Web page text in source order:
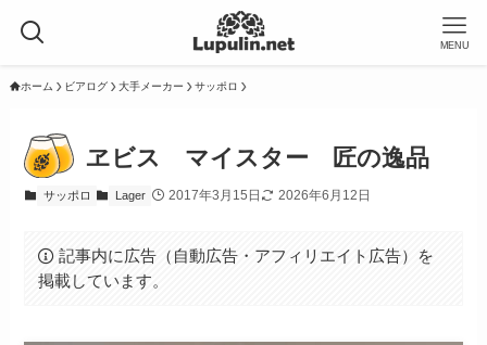
MENU
ホーム ビアログ 大手メーカー サッポロ
ヱビス マイスター 匠の逸品
サッポロ Lager 2017年3月15日 2026年6月12日
記事内に広告（自動広告・アフィリエイト広告）を
掲載しています。